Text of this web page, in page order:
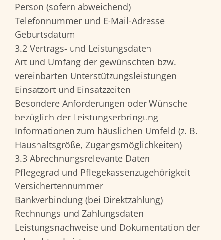
Person (sofern abweichend)
Telefonnummer und E-Mail-Adresse
Geburtsdatum
3.2 Vertrags- und Leistungsdaten
Art und Umfang der gewünschten bzw.
vereinbarten Unterstützungsleistungen
Einsatzort und Einsatzzeiten
Besondere Anforderungen oder Wünsche
bezüglich der Leistungserbringung
Informationen zum häuslichen Umfeld (z. B.
Haushaltsgröße, Zugangsmöglichkeiten)
3.3 Abrechnungsrelevante Daten
Pflegegrad und Pflegekassenzugehörigkeit
Versichertennummer
Bankverbindung (bei Direktzahlung)
Rechnungs und Zahlungsdaten
Leistungsnachweise und Dokumentation der